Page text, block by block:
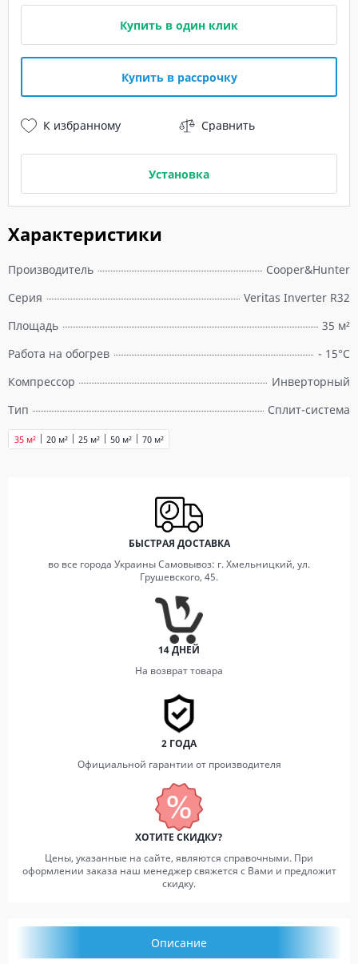
Характеристики
Производитель
Cooper&Hunter
Серия
Veritas Inverter R32
Площадь
35 м²
Работа на обогрев
- 15°С
Компрессор
Инверторный
Тип
Сплит-система
20 м² 25 м²
35 м² 50 м² 70 м²
Купить в один клик
Купить в рассрочку
К избранному Сравнить
Установка
БЫСТРАЯ ДОСТАВКА
во все города Украины Самовывоз: г. Хмельницкий, ул.
Грушевского, 45.
14 ДНЕЙ
На возврат товара
2 ГОДА
Официальной гарантии от производителя
ХОТИТЕ СКИДКУ?
Цены, указанные на сайте, являются справочными. При
оформлении заказа наш менеджер свяжется с Вами и предложит
скидку.
Описание